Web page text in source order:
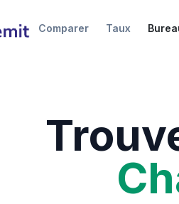
Comparer Taux